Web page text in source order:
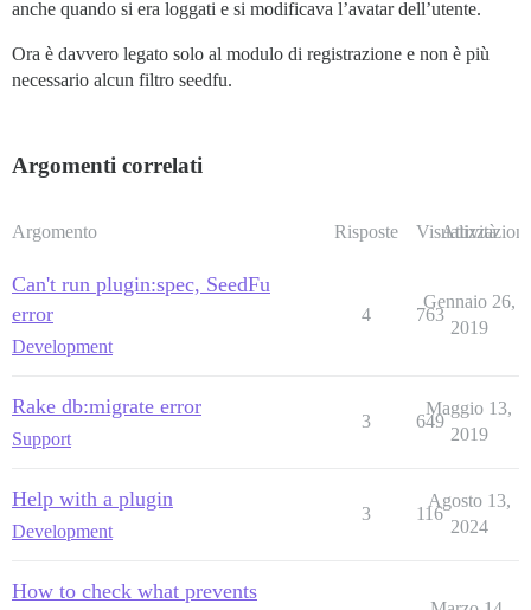
anche quando si era loggati e si modificava l’avatar dell’utente.
Ora è davvero legato solo al modulo di registrazione e non è più
necessario alcun filtro seedfu.
Argomenti correlati
Argomento Risposte Visualizzazioni
Attività
Can't run plugin:spec, SeedFu
error
Development
4 763
Gennaio 26,
2019
Rake db:migrate error
Support
3 649
Maggio 13,
2019
Help with a plugin
Development
3 116
Agosto 13,
2024
How to check what prevents